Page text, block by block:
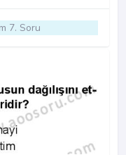
7. Soru